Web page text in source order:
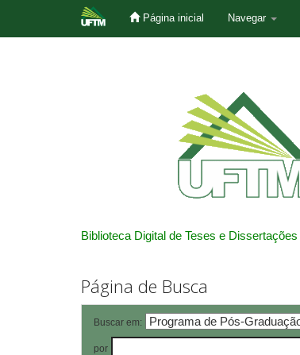
Página inicial Navegar
Biblioteca Digital de Teses e Dissertações
Página de Busca
Buscar em:
por